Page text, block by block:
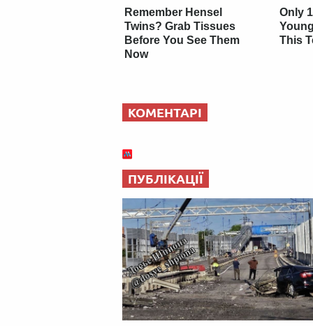
Remember Hensel
Twins? Grab Tissues
Before You See Them
Now
Only
This
КОМЕНТАРІ
ПУБЛІКАЦІЇ